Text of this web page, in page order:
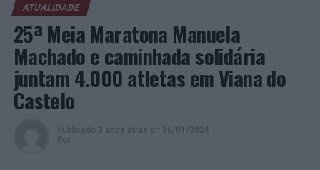
ATUALIDADE
25ª Meia Maratona Manuela
Machado e caminhada solidária
juntam 4.000 atletas em Viana do
Castelo
Publicado 3 anos atrás on 16/01/2024
Por